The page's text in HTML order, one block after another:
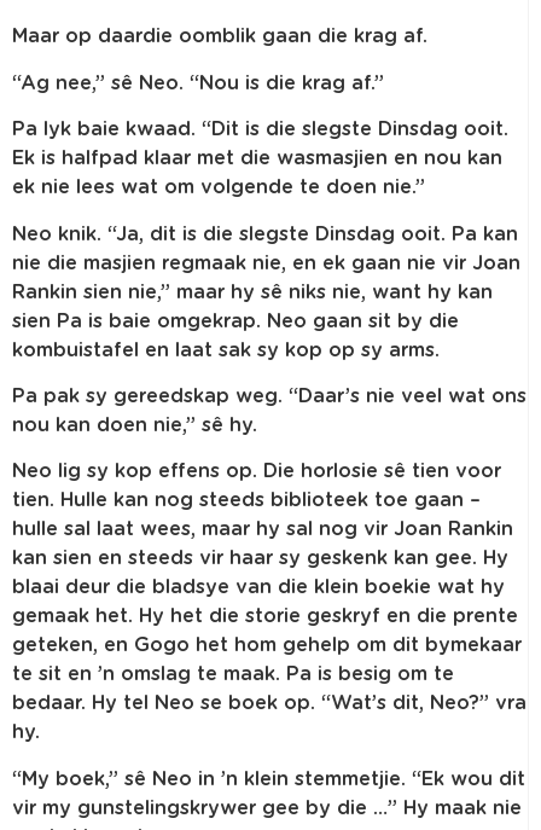
Maar op daardie oomblik gaan die krag af.
“Ag nee,” sê Neo. “Nou is die krag af.”
Pa lyk baie kwaad. “Dit is die slegste Dinsdag ooit.
Ek is halfpad klaar met die wasmasjien en nou kan
ek nie lees wat om volgende te doen nie.”
Neo knik. “Ja, dit is die slegste Dinsdag ooit. Pa kan
nie die masjien regmaak nie, en ek gaan nie vir Joan
Rankin sien nie,” maar hy sê niks nie, want hy kan
sien Pa is baie omgekrap. Neo gaan sit by die
kombuistafel en laat sak sy kop op sy arms.
Pa pak sy gereedskap weg. “Daar’s nie veel wat ons
nou kan doen nie,” sê hy.
Neo lig sy kop effens op. Die horlosie sê tien voor
tien. Hulle kan nog steeds biblioteek toe gaan –
hulle sal laat wees, maar hy sal nog vir Joan Rankin
kan sien en steeds vir haar sy geskenk kan gee. Hy
blaai deur die bladsye van die klein boekie wat hy
gemaak het. Hy het die storie geskryf en die prente
geteken, en Gogo het hom gehelp om dit bymekaar
te sit en ’n omslag te maak. Pa is besig om te
bedaar. Hy tel Neo se boek op. “Wat’s dit, Neo?” vra
hy.
“My boek,” sê Neo in ’n klein stemmetjie. “Ek wou dit
vir my gunstelingskrywer gee by die …” Hy maak nie